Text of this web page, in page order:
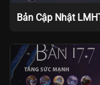
Bản Cập Nhật